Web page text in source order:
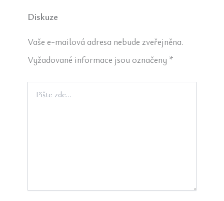
Diskuze
Vaše e-mailová adresa nebude zveřejněna.
Vyžadované informace jsou označeny *
zde…